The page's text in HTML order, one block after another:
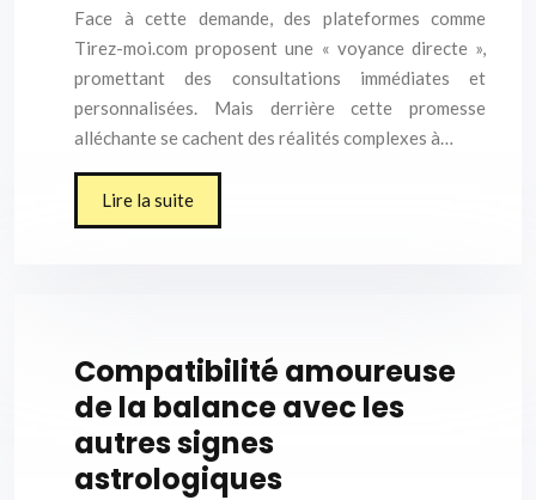
Face à cette demande, des plateformes comme
Tirez-moi.com proposent une « voyance directe »,
promettant des consultations immédiates et
personnalisées. Mais derrière cette promesse
alléchante se cachent des réalités complexes à…
Lire la suite
Compatibilité amoureuse
de la balance avec les
autres signes
astrologiques